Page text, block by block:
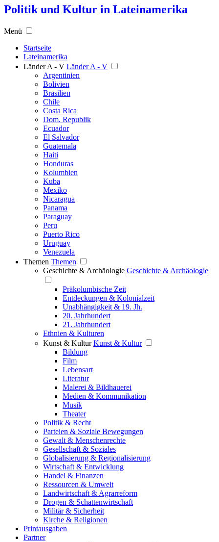
Politik und Kultur in Lateinamerika
Menü
Startseite
Lateinamerika
Länder A - V Länder A - V
Argentinien
Bolivien
Brasilien
Chile
Costa Rica
Dom. Republik
Ecuador
El Salvador
Guatemala
Haiti
Honduras
Kolumbien
Kuba
Mexiko
Nicaragua
Panama
Paraguay
Peru
Puerto Rico
Uruguay
Venezuela
Themen Themen
Geschichte & Archäologie Geschichte & Archäologie
Präkolumbische Zeit
Entdeckungen & Kolonialzeit
Unabhängigkeit & 19. Jh.
20. Jahrhundert
21. Jahrhundert
Ethnien & Kulturen
Kunst & Kultur Kunst & Kultur
Bildung
Film
Lebensart
Literatur
Malerei & Bildhauerei
Medien & Kommunikation
Musik
Theater
Politik & Recht
Parteien & Soziale Bewegungen
Gewalt & Menschenrechte
Gesellschaft & Soziales
Globalisierung & Regionalisierung
Wirtschaft & Entwicklung
Handel & Finanzen
Ressourcen & Umwelt
Landwirtschaft & Agrarreform
Drogen & Schattenwirtschaft
Militär & Sicherheit
Kirche & Religionen
Printausgaben
Partner